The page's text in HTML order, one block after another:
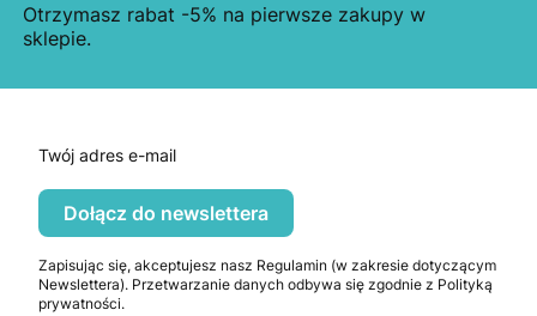
Otrzymasz rabat -5% na pierwsze zakupy w
sklepie.
Twój adres e-mail
Dołącz do newslettera
Zapisując się, akceptujesz nasz Regulamin (w zakresie dotyczącym
Newslettera). Przetwarzanie danych odbywa się zgodnie z Polityką
prywatności.